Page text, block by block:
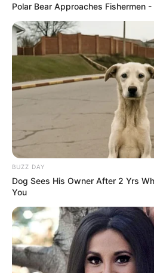
Polar Bear Approaches Fishermen -
BUZZ DAY
Dog Sees His Owner After 2 Yrs
You